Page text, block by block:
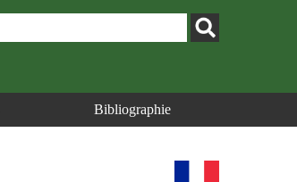
Bibliographie